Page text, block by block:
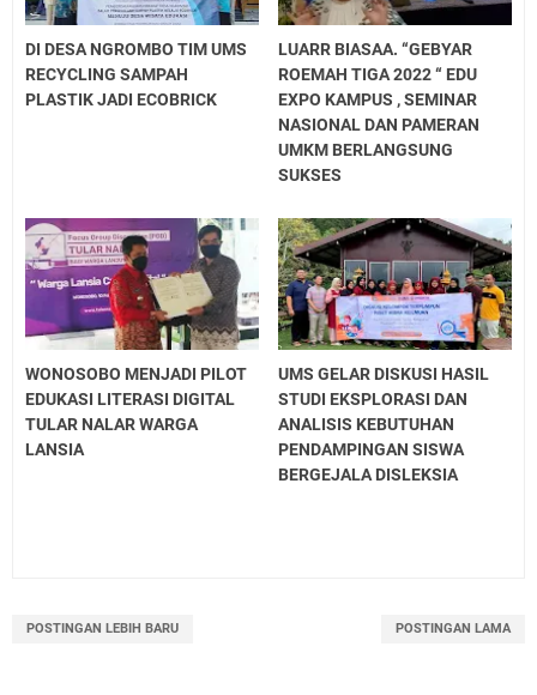
DI DESA NGROMBO TIM UMS
RECYCLING SAMPAH
PLASTIK JADI ECOBRICK
LUARR BIASAA. “GEBYAR
ROEMAH TIGA 2022 “ EDU
EXPO KAMPUS , SEMINAR
NASIONAL DAN PAMERAN
UMKM BERLANGSUNG
SUKSES
WONOSOBO MENJADI PILOT
EDUKASI LITERASI DIGITAL
TULAR NALAR WARGA
LANSIA
UMS GELAR DISKUSI HASIL
STUDI EKSPLORASI DAN
ANALISIS KEBUTUHAN
PENDAMPINGAN SISWA
BERGEJALA DISLEKSIA
POSTINGAN LEBIH BARU POSTINGAN LAMA